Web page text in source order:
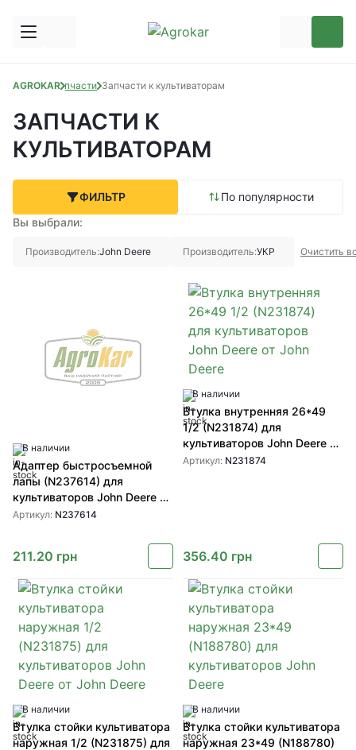
AGROKARЗапчасти Запчасти к культиваторам
ЗАПЧАСТИ К
КУЛЬТИВАТОРАМ
ФИЛЬТР
По популярности
Вы выбрали:
Производитель:John Deere Производитель:УКР Очистить
В наличии
Адаптер быстросъемной
лапы (N237614) для
культиваторов John Deere от
John Deere
Артикул: N237614
211.20 грн
В наличии
Втулка внутренняя 26*49
1/2 (N231874) для
культиваторов John Deere от
John Deere
Артикул: N231874
356.40 грн
В наличии
Втулка стойки культиватора
наружная 1/2 (N231875) для
В наличии
Втулка стойки культиватора
наружная 23*49 (N188780)